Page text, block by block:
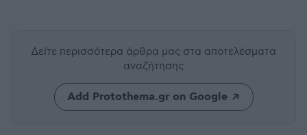
Δείτε περισσότερα άρθρα μας στα αποτελέσματα
αναζήτησης
Add Protothema.gr on Google